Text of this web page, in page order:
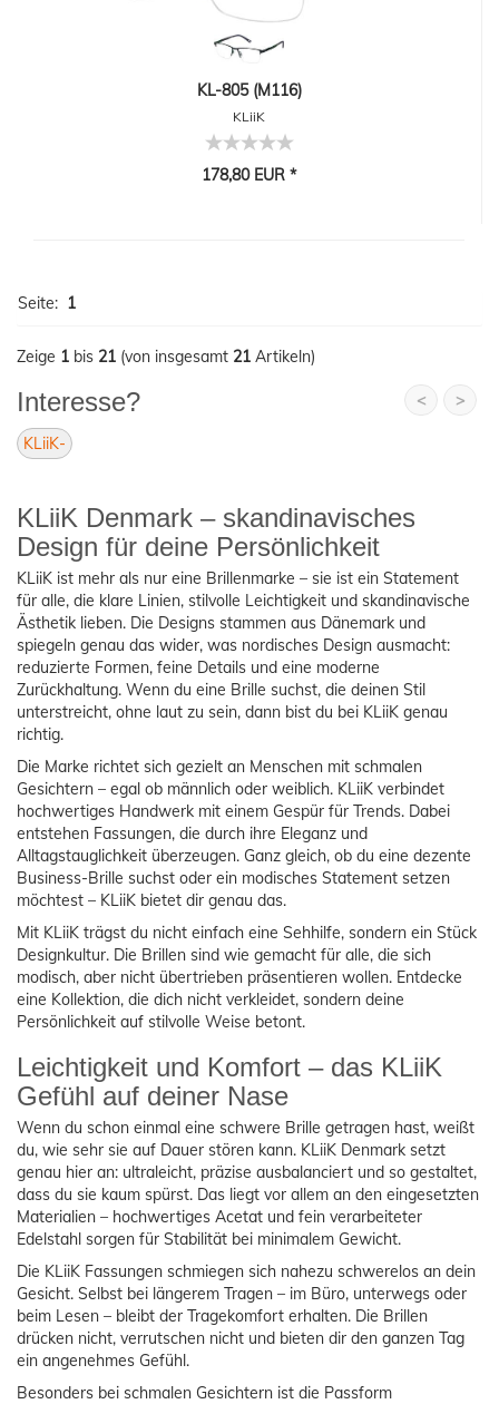
KL-805 (M116)
KLiiK
178,80 EUR *
Seite: 1
Zeige 1 bis 21 (von insgesamt 21 Artikeln)
Interesse? < >
KLiiK-
KLiiK Denmark – skandinavisches
Design für deine Persönlichkeit
KLiiK ist mehr als nur eine Brillenmarke – sie ist ein Statement
für alle, die klare Linien, stilvolle Leichtigkeit und skandinavische
Ästhetik lieben. Die Designs stammen aus Dänemark und
spiegeln genau das wider, was nordisches Design ausmacht:
reduzierte Formen, feine Details und eine moderne
Zurückhaltung. Wenn du eine Brille suchst, die deinen Stil
unterstreicht, ohne laut zu sein, dann bist du bei KLiiK genau
richtig.
Die Marke richtet sich gezielt an Menschen mit schmalen
Gesichtern – egal ob männlich oder weiblich. KLiiK verbindet
hochwertiges Handwerk mit einem Gespür für Trends. Dabei
entstehen Fassungen, die durch ihre Eleganz und
Alltagstauglichkeit überzeugen. Ganz gleich, ob du eine dezente
Business-Brille suchst oder ein modisches Statement setzen
möchtest – KLiiK bietet dir genau das.
Mit KLiiK trägst du nicht einfach eine Sehhilfe, sondern ein Stück
Designkultur. Die Brillen sind wie gemacht für alle, die sich
modisch, aber nicht übertrieben präsentieren wollen. Entdecke
eine Kollektion, die dich nicht verkleidet, sondern deine
Persönlichkeit auf stilvolle Weise betont.
Leichtigkeit und Komfort – das KLiiK
Gefühl auf deiner Nase
Wenn du schon einmal eine schwere Brille getragen hast, weißt
du, wie sehr sie auf Dauer stören kann. KLiiK Denmark setzt
genau hier an: ultraleicht, präzise ausbalanciert und so gestaltet,
dass du sie kaum spürst. Das liegt vor allem an den eingesetzten
Materialien – hochwertiges Acetat und fein verarbeiteter
Edelstahl sorgen für Stabilität bei minimalem Gewicht.
Die KLiiK Fassungen schmiegen sich nahezu schwerelos an dein
Gesicht. Selbst bei längerem Tragen – im Büro, unterwegs oder
beim Lesen – bleibt der Tragekomfort erhalten. Die Brillen
drücken nicht, verrutschen nicht und bieten dir den ganzen Tag
ein angenehmes Gefühl.
Besonders bei schmalen Gesichtern ist die Passform